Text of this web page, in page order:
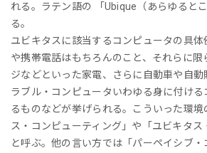
れる。ラテン語の 「Ubique（あらゆると
る。
ユビキタスに該当するコンピュータの具
や携帯電話はもちろんのこと、それらに
ジなどといった家電、さらに自動車や自
ラブル・コンピュータいわゆる身に付け
るものなどが挙げられる。こういった環境
ス・コンピューティング」や「ユビキタス
と呼ぶ。他の言い方では「パーペイシブ・